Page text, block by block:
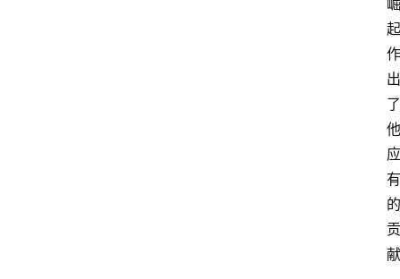
崛
起
作
出
了
他
应
有
的
贡
献